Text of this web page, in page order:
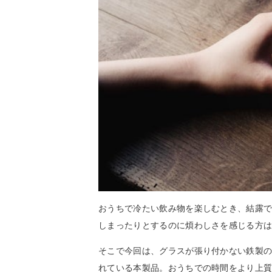
おうちで冷たい飲み物を楽しむとき、結露
しまったりとするのに煩わしさを感じる方
そこで今回は、グラスが張り付かない鉄製
れている本製品。おうちでの時間をより上